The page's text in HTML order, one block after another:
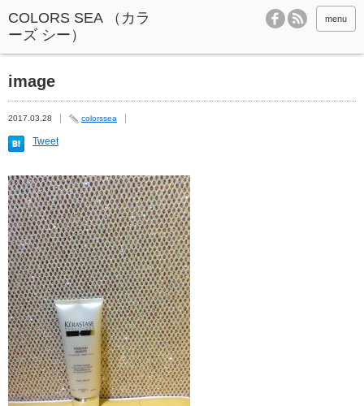
menu
image
2017.03.28 colorssea
Tweet